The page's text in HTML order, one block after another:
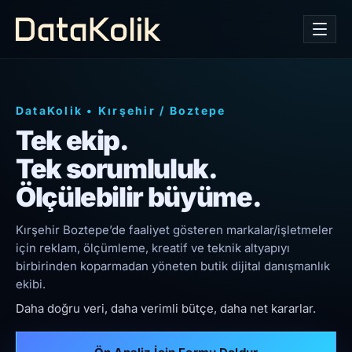
DataKolik • Kırşehir / Boztepe
Tek ekip.
Tek sorumluluk.
Ölçülebilir büyüme.
Kırşehir Boztepe’de faaliyet gösteren markalar/işletmeler
için reklam, ölçümleme, kreatif ve teknik altyapıyı
birbirinden koparmadan yöneten butik dijital danışmanlık
ekibi.
Daha doğru veri, daha verimli bütçe, daha net kararlar.